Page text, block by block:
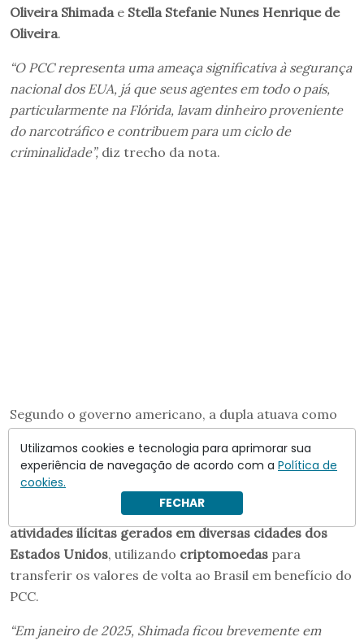
Oliveira Shimada e Stella Stefanie Nunes Henrique de
Oliveira.
“O PCC representa uma ameaça significativa à segurança
nacional dos EUA, já que seus agentes em todo o país,
particularmente na Flórida, lavam dinheiro proveniente
do narcotráfico e contribuem para um ciclo de
criminalidade”, diz trecho da nota.
Segundo o governo americano, a dupla atuava como
elo entre integrantes do PCC sediados na Flórida e
traficantes estrangeiros.
De acordo com o comunicado, aorganização lavou
mais de US$ 30 milhões em recursos provenientes de
atividades ilícitas gerados em diversas cidades dos
Estados Unidos, utilizando criptomoedas para
transferir os valores de volta ao Brasil em benefício do
PCC.
“Em janeiro de 2025, Shimada ficou brevemente em
Utilizamos cookies e tecnologia para aprimorar sua
experiência de navegação de acordo com a Política de
cookies.
FECHAR